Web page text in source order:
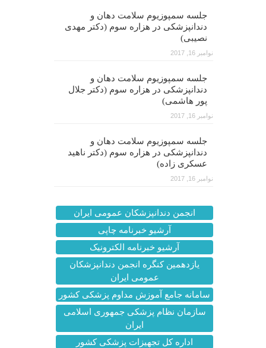
جلسه سمپوزیوم سلامت دهان و
دندانپزشکی در هزاره سوم (دکتر مهدی
نصیبی)
نوامبر 16, 2017
جلسه سمپوزیوم سلامت دهان و
دندانپزشکی در هزاره سوم (دکتر جلال
پور هاشمی)
نوامبر 16, 2017
جلسه سمپوزیوم سلامت دهان و
دندانپزشکی در هزاره سوم (دکتر ناهید
عسکری زاده)
نوامبر 16, 2017
انجمن دندانپزشکان عمومی ایران
آرشیو خبرنامه چاپی
آرشیو خبرنامه الکترونیک
یازدهمین کنگره انجمن دندانپزشکان
عمومی ایران
سامانه جامع آموزش مداوم پزشکی کشور
سازمان نظام پزشکی جمهوری اسلامی
ایران
اداره کل تجهیزات پزشکی کشور